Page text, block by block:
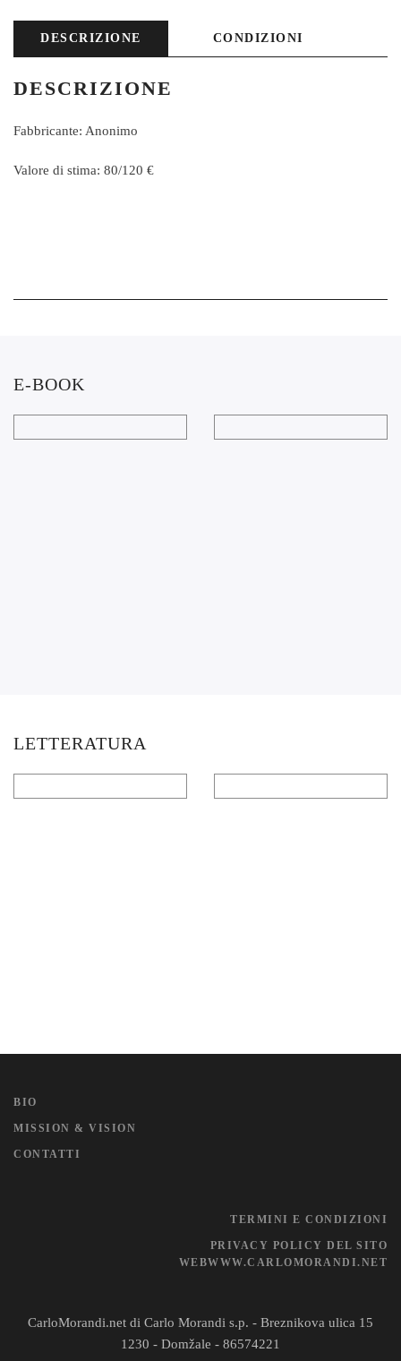
DESCRIZIONE CONDIZIONI
DESCRIZIONE
Fabbricante: Anonimo
Valore di stima: 80/120 €
E-BOOK
LETTERATURA
BIO
MISSION & VISION
CONTATTI
TERMINI E CONDIZIONI
PRIVACY POLICY DEL SITO
WEBWWW.CARLOMORANDI.NET
CarloMorandi.net di Carlo Morandi s.p. - Breznikova ulica 15
1230 - Domžale - 86574221